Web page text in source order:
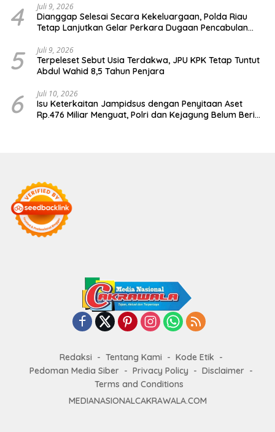
4 Juli 9, 2026
Dianggap Selesai Secara Kekeluargaan, Polda Riau
Tetap Lanjutkan Gelar Perkara Dugaan Pencabulan
5 Juli 9, 2026
Terpeleset Sebut Usia Terdakwa, JPU KPK Tetap Tuntut
Abdul Wahid 8,5 Tahun Penjara
6 Juli 10, 2026
Isu Keterkaitan Jampidsus dengan Penyitaan Aset
Rp.476 Miliar Menguat, Polri dan Kejagung Belum Beri
Redaksi Tentang Kami
Kode Etik
Pedoman Media Siber
Privacy Policy
Disclaimer
Terms and Conditions
MEDIANASIONALCAKRAWALA.COM